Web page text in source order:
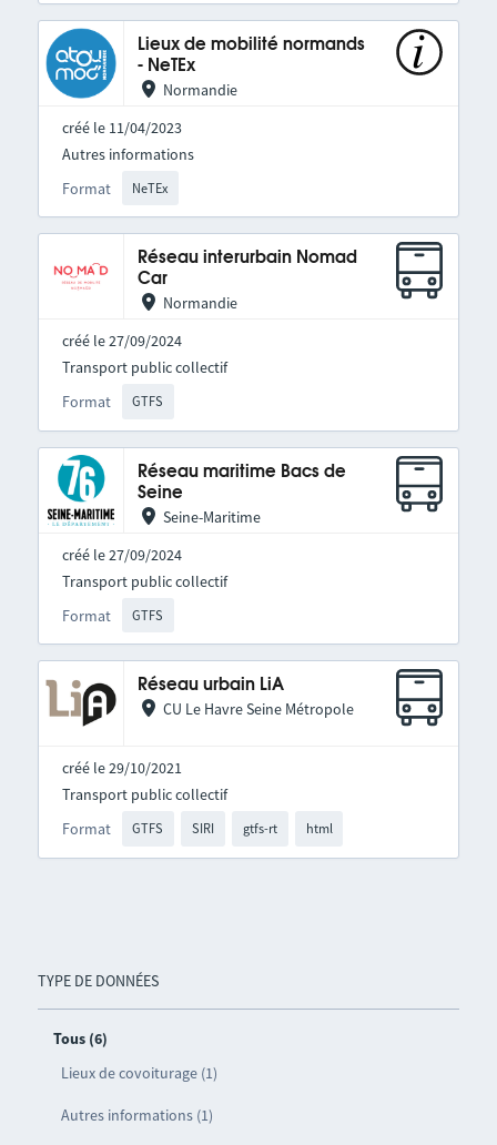
TYPE DE DONNÉES
Tous (6)
Lieux de covoiturage (1)
Autres informations (1)
Lieux de mobilité normands
- NeTEx
Normandie
créé le 11/04/2023
Format NeTEx
Autres informations
Réseau interurbain Nomad
Car
Normandie
créé le 27/09/2024
Format GTFS
Transport public collectif
Réseau maritime Bacs de
Seine
Seine-Maritime
créé le 27/09/2024
Format GTFS
Transport public collectif
Réseau urbain LiA
CU Le Havre Seine Métropole
créé le 29/10/2021
Format GTFS SIRI gtfs-rt html
Transport public collectif